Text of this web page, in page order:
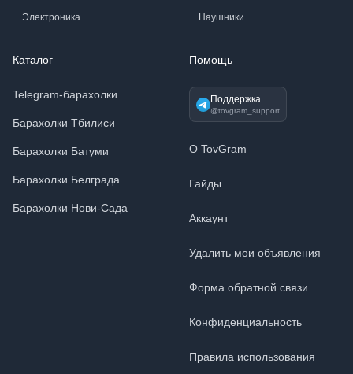
Электроника Наушники
Каталог
Telegram-барахолки
Барахолки Тбилиси
Барахолки Батуми
Барахолки Белграда
Барахолки Нови-Сада
Помощь
Поддержка
@tovgram_support
О TovGram
Гайды
Аккаунт
Удалить мои объявления
Форма обратной связи
Конфиденциальность
Правила использования